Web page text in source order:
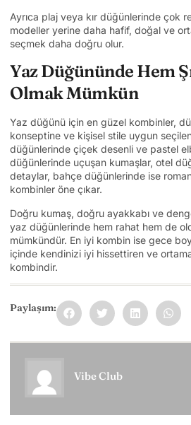
Ayrıca plaj veya kır düğünlerinde çok
modeller yerine daha hafif, doğal ve
seçmek daha doğru olur.
Yaz Düğününde Hem
Olmak Mümkün
Yaz düğünü için en güzel kombinler,
konseptine ve kişisel stile uygun
düğünlerinde çiçek desenli ve pastel
düğünlerinde uçuşan kumaşlar, otel
detaylar, bahçe düğünlerinde ise
kombinler öne çıkar.
Doğru kumaş, doğru ayakkabı ve
yaz düğünlerinde hem rahat hem de
mümkündür. En iyi kombin ise gece
içinde kendinizi iyi hissettiren ve
kombindir.
Paylaşım:
Vibe Club